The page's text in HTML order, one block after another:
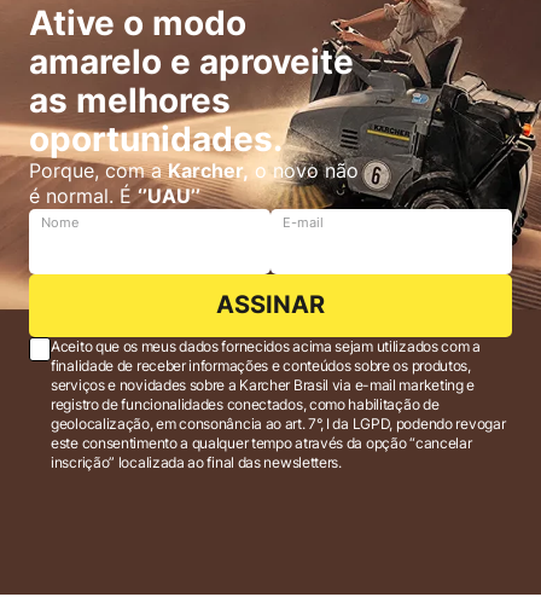
Ative o modo
amarelo e aproveite
as melhores
oportunidades.
Porque, com aKarcher, o novo não
é normal. É‘’UAU’’
Nome E-mail
ASSINAR
Aceito que os meus dados fornecidos acima sejam utilizados com a
finalidade de receber informações e conteúdos sobre os produtos,
serviços e novidades sobre a Karcher Brasil via e-mail marketing e
registro de funcionalidades conectados, como habilitação de
geolocalização, em consonância ao art. 7°, I da LGPD, podendo revogar
este consentimento a qualquer tempo através da opção “cancelar
inscrição” localizada ao final das newsletters.